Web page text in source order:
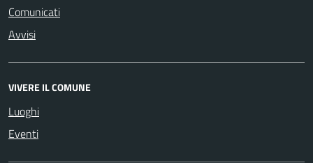
Comunicati
Avvisi
VIVERE IL COMUNE
Luoghi
Eventi